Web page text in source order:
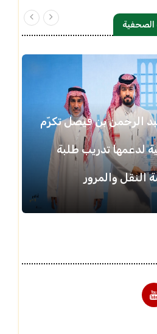
الصحفية
الرحمن بن فيصل تكرّم
لدعمها تدريب طلبة
النقل والمرور